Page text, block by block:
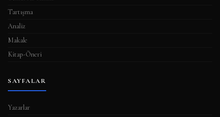
Tartışma
Analiz
Makale
Kitap-Öneri
SAYFALAR
Yazarlar